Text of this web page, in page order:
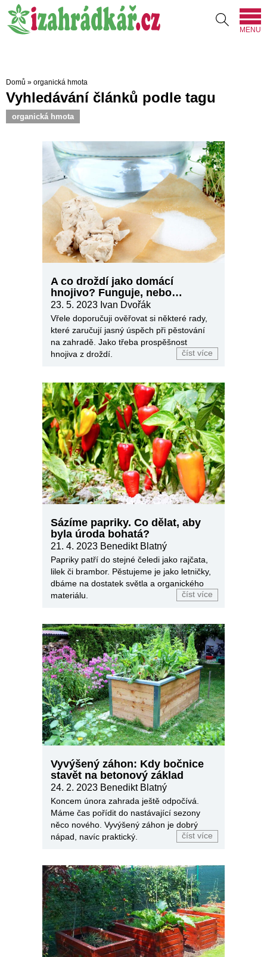
MENU
Domů » organická hmota
Vyhledávání článků podle tagu
organická hmota
A co droždí jako domácí
hnojivo? Funguje, nebo
nefunguje?
23. 5. 2023 Ivan Dvořák
Vřele doporučuji ověřovat si některé rady,
které zaručují jasný úspěch při pěstování
na zahradě. Jako třeba prospěšnost
hnojiva z droždí.
číst více
Sázíme papriky. Co dělat, aby
byla úroda bohatá?
21. 4. 2023 Benedikt Blatný
Papriky patří do stejné čeledi jako rajčata,
lilek či brambor. Pěstujeme je jako letničky,
dbáme na dostatek světla a organického
materiálu.
číst více
Vyvýšený záhon: Kdy bočnice
stavět na betonový základ
24. 2. 2023 Benedikt Blatný
Koncem února zahrada ještě odpočívá.
Máme čas pořídit do nastávající sezony
něco nového. Vyvýšený záhon je dobrý
nápad, navíc praktický.
číst více